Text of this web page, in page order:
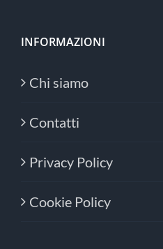
INFORMAZIONI
Chi siamo
Contatti
Privacy Policy
Cookie Policy